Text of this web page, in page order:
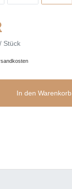
Stück
In den Warenkorb